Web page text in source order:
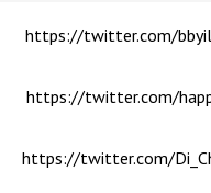
https://twitter.com/
https://twitter.com/
https://twitter.com/